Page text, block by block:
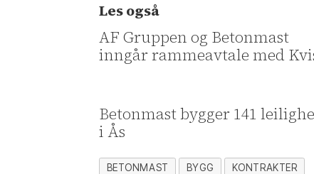
Les også
AF Gruppen og Betonmast
inngår rammeavtale med
Betonmast bygger 141
i Ås
BETONMAST BYGG KONTRAKTER